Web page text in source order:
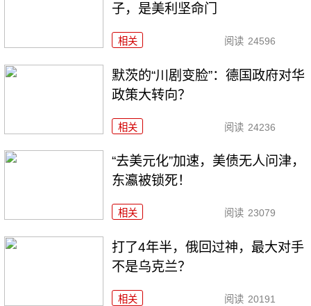
子，是美利坚命门
相关 阅读 24596
默茨的“川剧变脸”：德国政府对华
政策大转向？
相关 阅读 24236
“去美元化”加速，美债无人问津，
东瀛被锁死！
相关 阅读 23079
打了4年半，俄回过神，最大对手
不是乌克兰？
相关 阅读 20191